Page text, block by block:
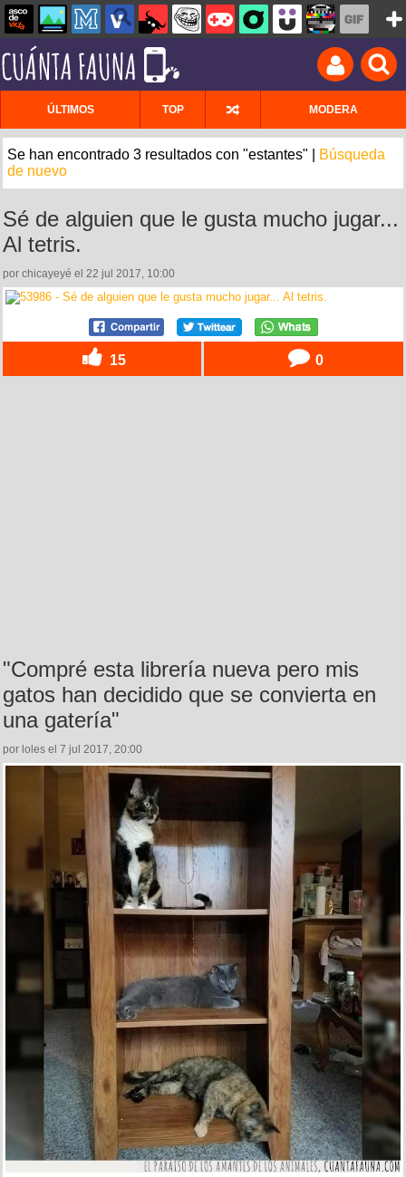
ÚLTIMOS TOP MODERA
Se han encontrado 3 resultados con "estantes" |
Búsqueda
de nuevo
Sé de alguien que le gusta mucho jugar...
Al tetris.
por chicayeyé el 22 jul 2017, 10:00
15 0
"Compré esta librería nueva pero mis
gatos han decidido que se convierta en
una gatería"
por loles el 7 jul 2017, 20:00